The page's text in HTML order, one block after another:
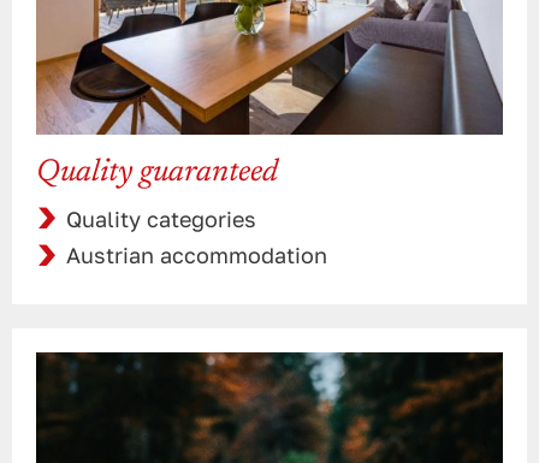
Quality guaranteed
Quality categories
Austrian accommodation